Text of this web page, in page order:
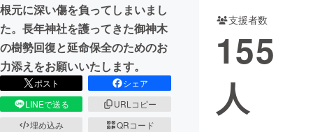
根元に深い傷を負ってしまいまし
た。長年神社を護ってきた御神木
の樹勢回復と延命保全のためのお
力添えをお願いいたします。
ポスト
シェア
LINEで送る
URLコピー
埋め込み
QRコード
支援者数
155
人